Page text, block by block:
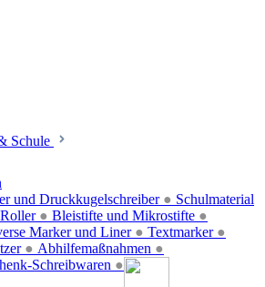
Schule
und Druckkugelschreiber ●
● Bleistifte und Mikrostifte ●
Marker und Liner ● Textmarker ●
● Abhilfemaßnahmen ●
Schreibwaren ●
Schulmaterial